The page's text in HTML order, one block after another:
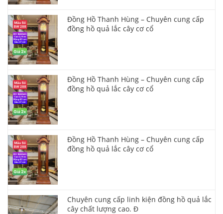
Đồng Hồ Thanh Hùng – Chuyên cung cấp
đồng hồ quả lắc cây cơ cổ
Đồng Hồ Thanh Hùng – Chuyên cung cấp
đồng hồ quả lắc cây cơ cổ
Đồng Hồ Thanh Hùng – Chuyên cung cấp
đồng hồ quả lắc cây cơ cổ
Chuyên cung cấp linh kiện đồng hồ quả lắc
cây chất lượng cao. Đ